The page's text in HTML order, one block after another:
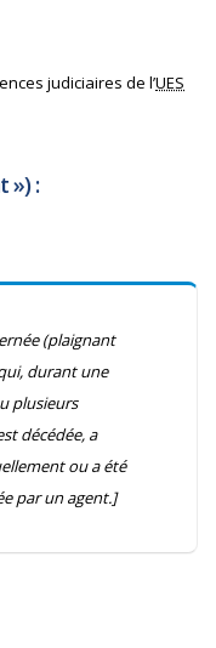
judiciaires de l’UES
») :
(plaignant
durant une
plusieurs
décédée, a
ou a été
par un agent.]